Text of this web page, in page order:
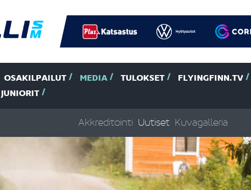
OSAKILPAILUT MEDIA TULOKSET FLYINGFINN.TV
JUNIORIT
Akkreditointi Uutiset Kuvagalleria